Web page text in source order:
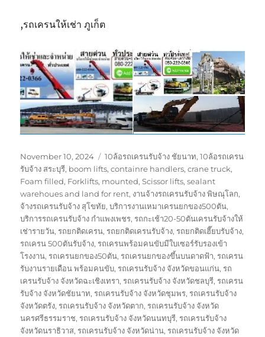
,รถเครนให้เช่า ภูเก็ต
Posted
on
November 10, 2024 Tags
10ล้อรถเครนรับจ้าง ชัยนาท,10ล้อรถเครน
รับจ้าง สระบุรี, boom lifts,containre handlers,crane truck,
Foam filled, Forklifts, mounted,Scissor lifts,sealant
warehoues and land for rent, งานจ้างรถเครนรับจ้าง พิษณุโลก,
จ้างรถเครนรับจ้าง สุโขทัย,บริการงานเหมาเครนยกของ500ตัน,
บริการรถเครนรับจ้าง กำแพงเพชร,รถกะเช้า20-50ตันเครนรับจ้างให้
เช่ารายวัน,รถยกติดเครน,รถยกติดเครนรับจ้าง,รถยกติดเฮี๊ยบรับจ้าง,
รถเครน 500ตันรับจ้าง,รถเครนพร้อมคนขับมีใบเซอร์รับรองเข้า
โรงงาน,รถเครนยกของ50ตัน,รถเครนยกของขึ้นบนดาดฟ้า,รถเครน
รับงานรายเดือน พร้อมคนขับ,รถเครนรับจ้าง จังหวัดขอนแก่น,รถ
เครนรับจ้าง จังหวัดฉะเชิงเทรา,รถเครนรับจ้าง จังหวัดชลบุรี,รถเครน
รับจ้าง จังหวัดชัยนาท,รถเครนรับจ้าง จังหวัดชุมพร,รถเครนรับจ้าง
จังหวัดตรัง,รถเครนรับจ้าง จังหวัดตาก,รถเครนรับจ้าง จังหวัด
นครศรีธรรมราช,รถเครนรับจ้าง จังหวัดนนทบุรี,รถเครนรับจ้าง
จังหวัดนราธิวาส,รถเครนรับจ้าง จังหวัดน่าน,รถเครนรับจ้าง จังหวัด